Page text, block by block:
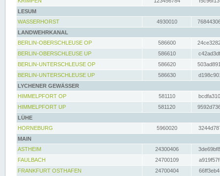
LESUM
WASSERHORST
4930010
LANDWEHRKANAL
BERLIN-OBERSCHLEUSE OP
586600
BERLIN-OBERSCHLEUSE UP
586610
BERLIN-UNTERSCHLEUSE OP
586620
BERLIN-UNTERSCHLEUSE UP
586630
LYCHENER GEWÄSSER
HIMMELPFORT OP
581110
HIMMELPFORT UP
581120
LÜHE
HORNEBURG
5960020
MAIN
ASTHEIM
24300406
FAULBACH
24700109
FRANKFURT OSTHAFEN
24700404